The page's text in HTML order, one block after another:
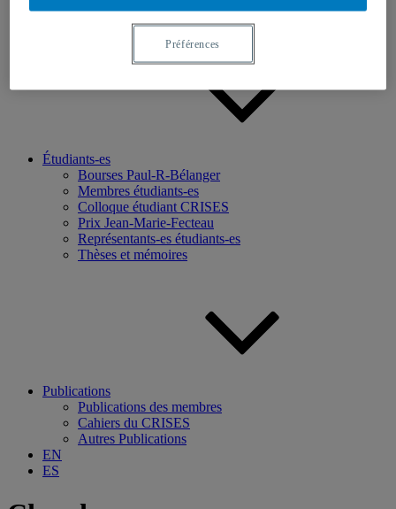
Chercheurs-euses
Étudiants-es
Bourses Paul-R-Bélanger
Membres étudiants-es
Colloque étudiant CRISES
Prix Jean-Marie-Fecteau
Représentants-es étudiants-es
Thèses et mémoires
Publications
Publications des membres
Cahiers du CRISES
Autres Publications
EN
ES
Préférences